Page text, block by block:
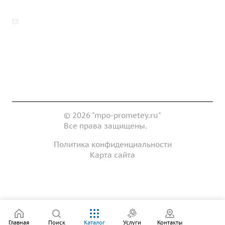
© 2026 "mpo-prometey.ru"
Все права защищены.
Политика конфиденциальности
Карта сайта
Главная Поиск Каталог Услуги Контакты